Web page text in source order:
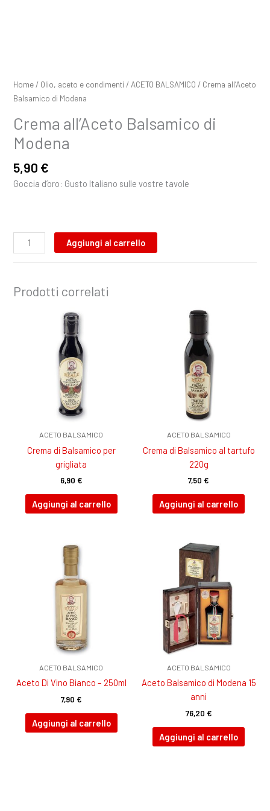
Home / Olio, aceto e condimenti / ACETO BALSAMICO / Crema all’Aceto
Balsamico di Modena
Crema all’Aceto Balsamico di
Modena
5,90 €
Goccia d’oro: Gusto Italiano sulle vostre tavole
Aggiungi al carrello
Prodotti correlati
ACETO BALSAMICO
Crema di Balsamico per
grigliata
6,90 €
Aggiungi al carrello
ACETO BALSAMICO
Crema di Balsamico al tartufo
220g
7,50 €
Aggiungi al carrello
ACETO BALSAMICO
Aceto Di Vino Bianco – 250ml
7,90 €
Aggiungi al carrello
ACETO BALSAMICO
Aceto Balsamico di Modena 15
anni
76,20 €
Aggiungi al carrello